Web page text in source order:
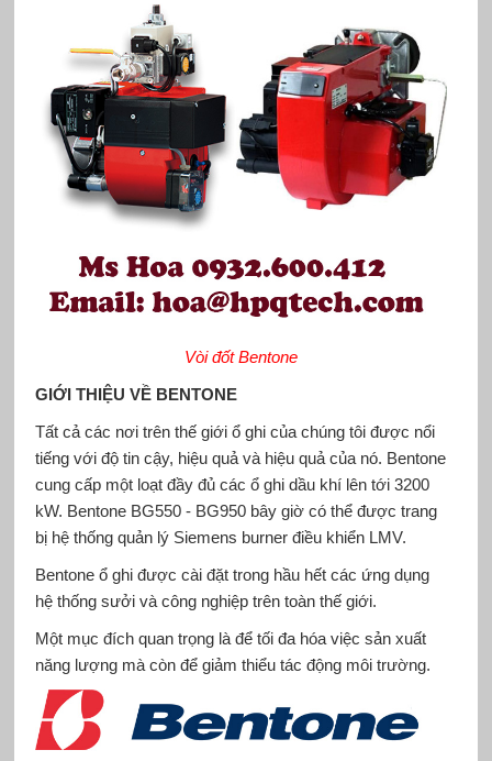
Vòi đốt Bentone
GIỚI THIỆU VỀ BENTONE
Tất cả các nơi trên thế giới ổ ghi của chúng tôi được nổi
tiếng với độ tin cậy, hiệu quả và hiệu quả của nó. Bentone
cung cấp một loạt đầy đủ các ổ ghi dầu khí lên tới 3200
kW. Bentone BG550 - BG950 bây giờ có thể được trang
bị hệ thống quản lý Siemens burner điều khiển LMV.
Bentone ổ ghi được cài đặt trong hầu hết các ứng dụng
hệ thống sưởi và công nghiệp trên toàn thế giới.
Một mục đích quan trọng là để tối đa hóa việc sản xuất
năng lượng mà còn để giảm thiểu tác động môi trường.